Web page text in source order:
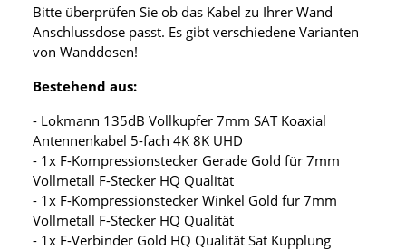
Bitte überprüfen Sie ob das Kabel zu Ihrer Wand
Anschlussdose passt. Es gibt verschiedene Varianten
von Wanddosen!
Bestehend aus:
- Lokmann 135dB Vollkupfer 7mm SAT Koaxial
Antennenkabel 5-fach 4K 8K UHD
- 1x F-Kompressionstecker Gerade Gold für 7mm
Vollmetall F-Stecker HQ Qualität
- 1x F-Kompressionstecker Winkel Gold für 7mm
Vollmetall F-Stecker HQ Qualität
- 1x F-Verbinder Gold HQ Qualität Sat Kupplung